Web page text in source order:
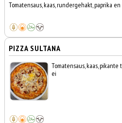
Tomatensaus, kaas, rundergehakt, paprika en
PIZZA SULTANA
Tomatensaus, kaas,
ei